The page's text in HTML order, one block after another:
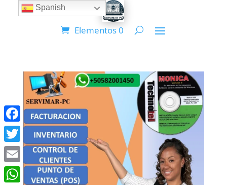
Elementos 0
Facebook
Twitter
Email
Spanish